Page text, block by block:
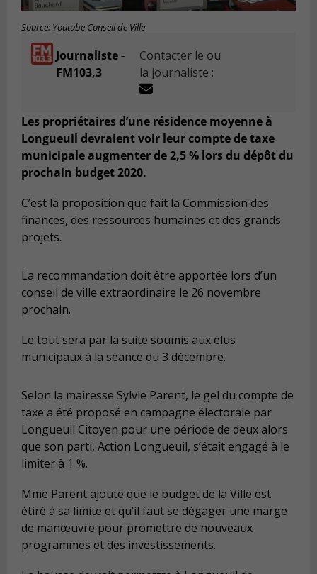
Source: Youtube Conseil de Ville
Journaliste -
FM103,3
Contacter le ou
la journaliste :
Les propriétaires d’une résidence moyenne à
Longueuil devraient voir leur compte de taxe
municipale augmenter de 2,5 % lors du dépôt du
prochain budget 2020.
C’est la proposition que fait la Commission des
finances, des ressources humaines et des grands
projets.
La recommandation doit être apportée lors d’un
conseil de ville extraordinaire le 26 novembre
prochain.
Le tout sera par la suite soumis aux élus
municipaux à la séance du 3 décembre.
Selon la mairesse Sylvie Parent, le gel du compte de
taxe a été proposé en campagne électorale par
Longueuil Citoyen pour une période de deux alors
que son parti, Action Longueuil, s’était engagé à le
limiter à 1 %.
Mme Parent ajoute que le budget de la Ville est
étiré à sa limite et qu’il faut se dégager une marge
de manœuvre pour promettre de nouveaux
programmes et des investissements.